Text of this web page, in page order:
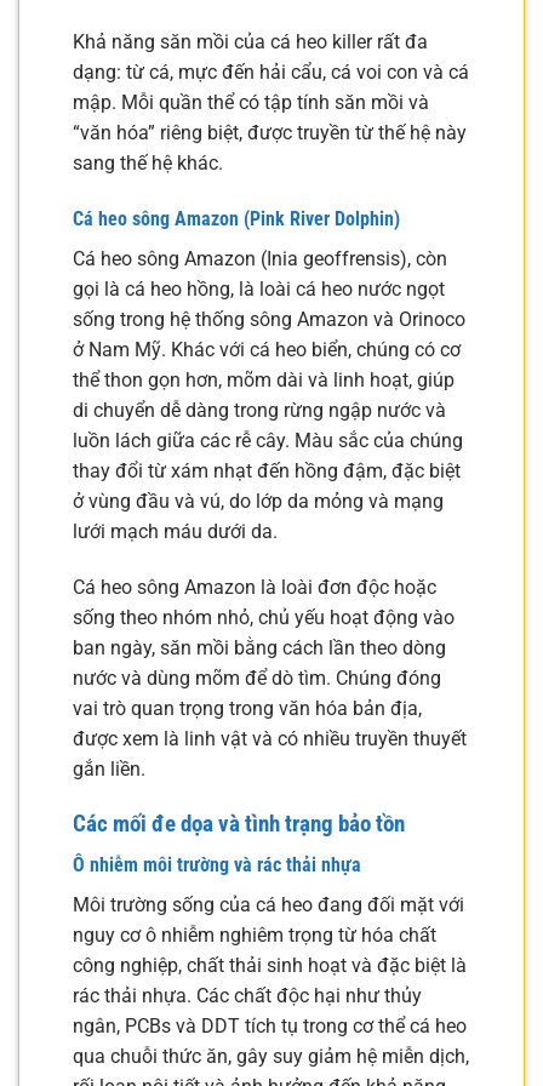
Khả năng săn mồi của cá heo killer rất đa
dạng: từ cá, mực đến hải cẩu, cá voi con và cá
mập. Mỗi quần thể có tập tính săn mồi và
“văn hóa” riêng biệt, được truyền từ thế hệ này
sang thế hệ khác.
Cá heo sông Amazon (Pink River Dolphin)
Cá heo sông Amazon (Inia geoffrensis), còn
gọi là cá heo hồng, là loài cá heo nước ngọt
sống trong hệ thống sông Amazon và Orinoco
ở Nam Mỹ. Khác với cá heo biển, chúng có cơ
thể thon gọn hơn, mõm dài và linh hoạt, giúp
di chuyển dễ dàng trong rừng ngập nước và
luồn lách giữa các rễ cây. Màu sắc của chúng
thay đổi từ xám nhạt đến hồng đậm, đặc biệt
ở vùng đầu và vú, do lớp da mỏng và mạng
lưới mạch máu dưới da.
Cá heo sông Amazon là loài đơn độc hoặc
sống theo nhóm nhỏ, chủ yếu hoạt động vào
ban ngày, săn mồi bằng cách lần theo dòng
nước và dùng mõm để dò tìm. Chúng đóng
vai trò quan trọng trong văn hóa bản địa,
được xem là linh vật và có nhiều truyền thuyết
gắn liền.
Các mối đe dọa và tình trạng bảo tồn
Ô nhiễm môi trường và rác thải nhựa
Môi trường sống của cá heo đang đối mặt với
nguy cơ ô nhiễm nghiêm trọng từ hóa chất
công nghiệp, chất thải sinh hoạt và đặc biệt là
rác thải nhựa. Các chất độc hại như thủy
ngân, PCBs và DDT tích tụ trong cơ thể cá heo
qua chuỗi thức ăn, gây suy giảm hệ miễn dịch,